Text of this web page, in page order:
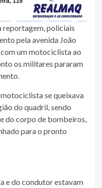
reportagem, policiais
pela avenida João
um motociclista ao
os militares pararam
se queixava
do quadril, sendo
do corpo de bombeiros,
para o pronto
e do condutor estavam